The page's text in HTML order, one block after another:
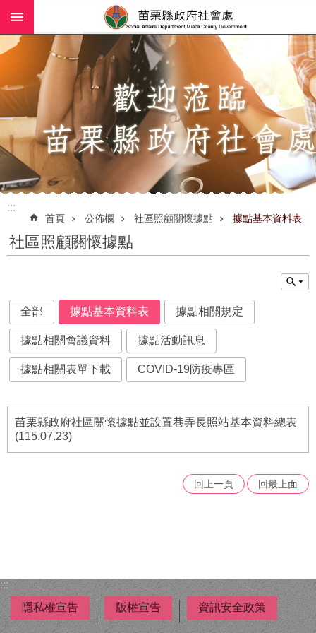
跳到主要內容區塊
進
業
務
介
社
(師)
服
政
府
資
訊
公
開
法
令
規
章
社
:::
首頁 公佈欄 社區照顧關懷據點 據點基本資料表
社區照顧關懷據點
全部 據點基本資料表 據點相關規定
據點相關會議資料 據點活動訊息
據點相關表單下載 COVID-19防疫專區
苗栗縣政府社區關懷據點並設置巷弄長照站基本資料總表
(115.07.23)
回上一頁 回最上面
:::
隱私權宣告
版權宣告 資訊安全政策